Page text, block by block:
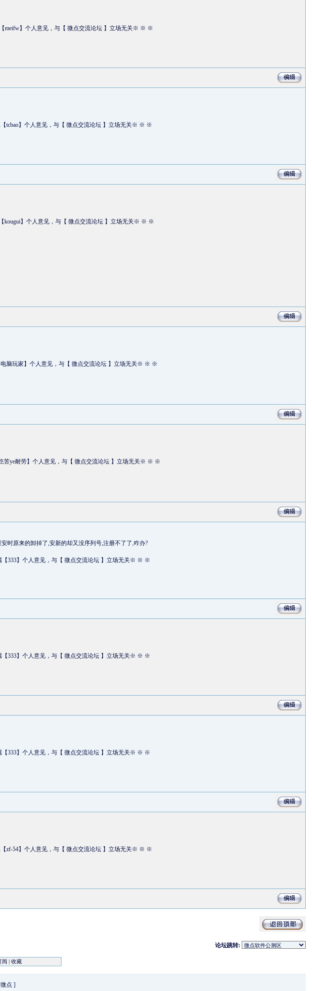
】个人意见，与【 微点交流论坛 】立场无关※ ※ ※
tcbao】个人意见，与【 微点交流论坛 】立场无关※ ※ ※
】个人意见，与【 微点交流论坛 】立场无关※ ※ ※
脑玩家】个人意见，与【 微点交流论坛 】立场无关※ ※ ※
ye耐劳】个人意见，与【 微点交流论坛 】立场无关※ ※ ※
时原来的卸掉了,安新的却又没序列号,注册不了了,咋办?
333】个人意见，与【 微点交流论坛 】立场无关※ ※ ※
333】个人意见，与【 微点交流论坛 】立场无关※ ※ ※
333】个人意见，与【 微点交流论坛 】立场无关※ ※ ※
zf-54】个人意见，与【 微点交流论坛 】立场无关※ ※ ※
论坛跳转:
阅 | 收藏
点 ]